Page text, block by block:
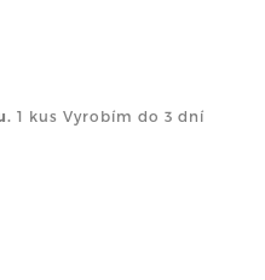
1 kus Vyrobím do 3 dní